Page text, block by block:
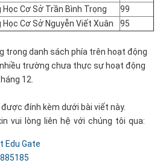
Cơ Sở Trần Bình Trọng
99
Cơ Sở Nguyễn Viết Xuân 95
trong danh sách phía trên hoạt động
trường chưa thực sự hoạt động
12.
đính kèm dưới bài viết này.
vui lòng liên hệ với chúng tôi qua:
Edu Gate